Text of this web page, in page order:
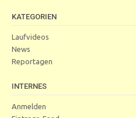
KATEGORIEN
Laufvideos
News
Reportagen
INTERNES
Anmelden